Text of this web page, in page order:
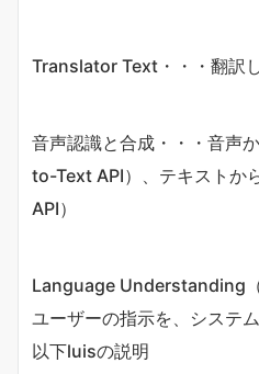
Translator Text・・・翻訳
音声認識と合成・・・音声
to-Text API）、テキストか
API）
Language Understanding
ユーザーの指示を、システ
以下luisの説明